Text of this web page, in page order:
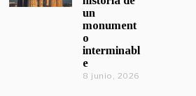
un
monument
o
interminabl
e
8 junio, 2026